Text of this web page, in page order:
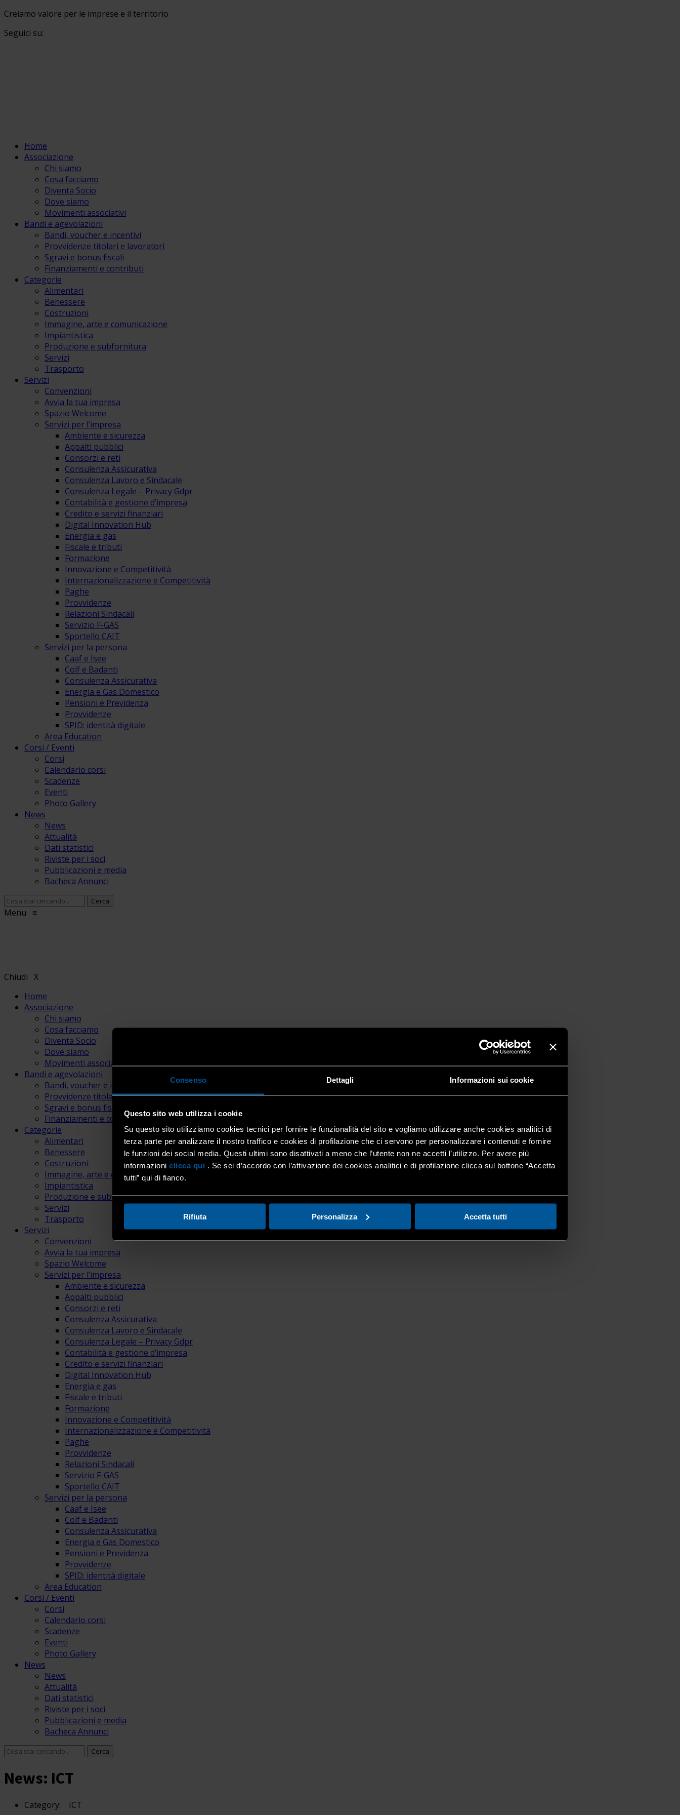
Consenso Dettagli Informazioni sui cookie
Questo sito web utilizza i cookie
Su questo sito utilizziamo cookies tecnici per fornire le funzionalità del sito e vogliamo utilizzare anche cookies analitici di
terza parte per analizzare il nostro traffico e cookies di profilazione che ci servono per personalizzare i contenuti e fornire
le funzioni dei social media. Questi ultimi sono disattivati a meno che l’utente non ne accetti l’utilizzo. Per avere più
informazioni clicca qui . Se sei d’accordo con l’attivazione dei cookies analitici e di profilazione clicca sul bottone “Accetta
tutti” qui di fianco.
Rifiuta Personalizza Accetta tutti
Creiamo valore per le imprese e il territorio
Seguici su:
Home
Associazione
Chi siamo
Cosa facciamo
Diventa Socio
Dove siamo
Movimenti associativi
Bandi e agevolazioni
Bandi, voucher e incentivi
Provvidenze titolari e lavoratori
Sgravi e bonus fiscali
Finanziamenti e contributi
Categorie
Alimentari
Benessere
Costruzioni
Immagine, arte e comunicazione
Impiantistica
Produzione e subfornitura
Servizi
Trasporto
Servizi
Convenzioni
Avvia la tua impresa
Spazio Welcome
Servizi per l’impresa
Ambiente e sicurezza
Appalti pubblici
Consorzi e reti
Consulenza Assicurativa
Consulenza Lavoro e Sindacale
Consulenza Legale – Privacy Gdpr
Contabilità e gestione d’impresa
Credito e servizi finanziari
Digital Innovation Hub
Energia e gas
Fiscale e tributi
Formazione
Innovazione e Competitività
Internazionalizzazione e Competitività
Paghe
Provvidenze
Relazioni Sindacali
Servizio F-GAS
Sportello CAIT
Servizi per la persona
Caaf e Isee
Colf e Badanti
Consulenza Assicurativa
Energia e Gas Domestico
Pensioni e Previdenza
Provvidenze
SPID: identità digitale
Area Education
Corsi / Eventi
Corsi
Calendario corsi
Scadenze
Eventi
Photo Gallery
News
News
Attualità
Dati statistici
Riviste per i soci
Pubblicazioni e media
Bacheca Annunci
Menu ≡
Chiudi X
Home
Associazione
Chi siamo
Cosa facciamo
Diventa Socio
Dove siamo
Movimenti associativi
Bandi e agevolazioni
Bandi, voucher e incentivi
Provvidenze titolari e lavoratori
Sgravi e bonus fiscali
Finanziamenti e contributi
Categorie
Alimentari
Benessere
Costruzioni
Immagine, arte e comunicazione
Impiantistica
Produzione e subfornitura
Servizi
Trasporto
Servizi
Convenzioni
Avvia la tua impresa
Spazio Welcome
Servizi per l’impresa
Ambiente e sicurezza
Appalti pubblici
Consorzi e reti
Consulenza Assicurativa
Consulenza Lavoro e Sindacale
Consulenza Legale – Privacy Gdpr
Contabilità e gestione d’impresa
Credito e servizi finanziari
Digital Innovation Hub
Energia e gas
Fiscale e tributi
Formazione
Innovazione e Competitività
Internazionalizzazione e Competitività
Paghe
Provvidenze
Relazioni Sindacali
Servizio F-GAS
Sportello CAIT
Servizi per la persona
Caaf e Isee
Colf e Badanti
Consulenza Assicurativa
Energia e Gas Domestico
Pensioni e Previdenza
Provvidenze
SPID: identità digitale
Area Education
Corsi / Eventi
Corsi
Calendario corsi
Scadenze
Eventi
Photo Gallery
News
News
Attualità
Dati statistici
Riviste per i soci
Pubblicazioni e media
Bacheca Annunci
News: ICT
Category: ICT